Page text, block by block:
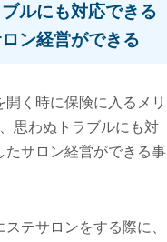
ルにも対応できる
ン経営ができる
開く時に保険に入るメリ
思わぬトラブルにも対
たサロン経営ができる事
テサロンをする際に、